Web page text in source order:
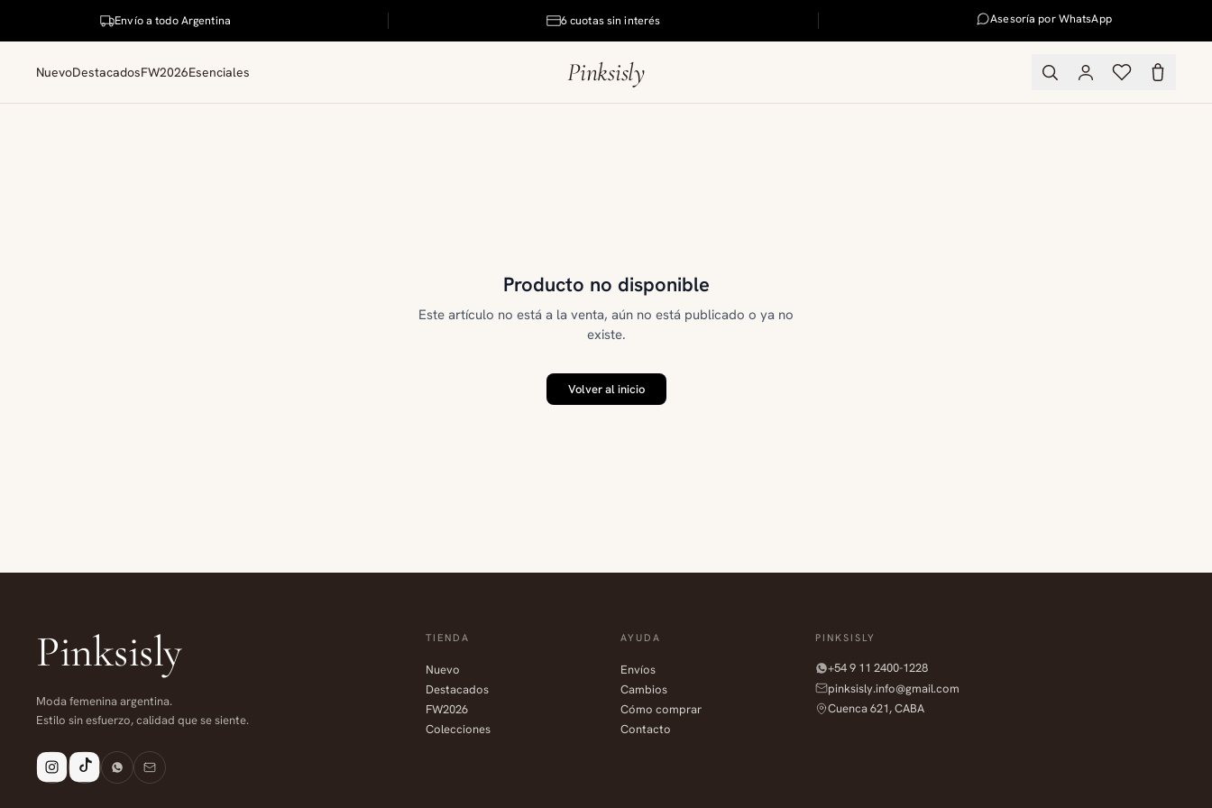
Envío a todo Argentina 6 cuotas sin interés Asesoría por WhatsApp
NuevoDestacadosFW2026Esenciales Pinksisly
Producto no disponible
Este artículo no está a la venta, aún no está publicado o ya no
existe.
Volver al inicio
Pinksisly
Moda femenina argentina.
Estilo sin esfuerzo, calidad que se siente.
TIENDA
Nuevo
Destacados
FW2026
Colecciones
AYUDA
Envíos
Cambios
Cómo comprar
Contacto
PINKSISLY
+54 9 11 2400-1228
pinksisly.info@gmail.com
Cuenca 621, CABA